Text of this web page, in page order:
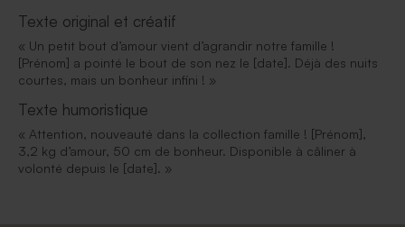
Texte original et créatif
« Un petit bout d’amour vient d’agrandir notre famille !
[Prénom] a pointé le bout de son nez le [date]. Déjà des nuits
courtes, mais un bonheur infini ! »
Texte humoristique
« Attention, nouveauté dans la collection famille ! [Prénom],
3,2 kg d’amour, 50 cm de bonheur. Disponible à câliner à
volonté depuis le [date]. »